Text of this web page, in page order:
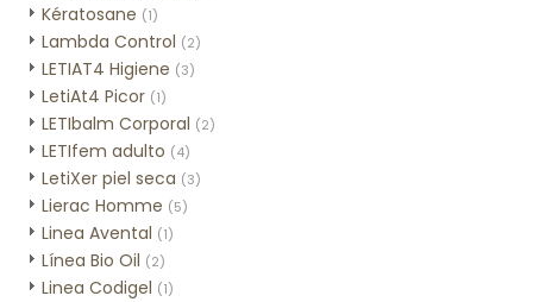
Kératosane (1)
Lambda Control (2)
LETIAT4 Higiene (3)
LetiAt4 Picor (1)
LETIbalm Corporal (2)
LETIfem adulto (4)
LetiXer piel seca (3)
Lierac Homme (5)
Linea Avental (1)
Línea Bio Oil (2)
Linea Codigel (1)